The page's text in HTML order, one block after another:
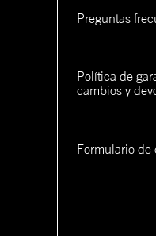
Preguntas
Política de
cambios y
Formulario de